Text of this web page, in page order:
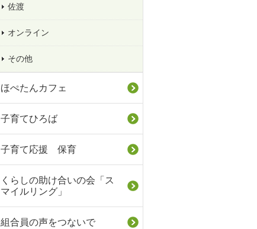
佐渡
オンライン
その他
ほぺたんカフェ
子育てひろば
子育て応援 保育
くらしの助け合いの会「ス
マイルリング」
組合員の声をつないで